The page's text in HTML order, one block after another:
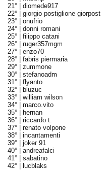
21° | diomede917
22° | giorgio postiglione giorpost
23° | onufrio
24° | donni romani
25° | filippo catani
26° | ruger357mgm
27° | enzo70
28° | fabris piermaria
29° | zummone
30° | stefanoadm
31° | flyanto
32° |
bluzuc
33° | william wilson
34° | marco.vito
35° |
hernan
36° | riccardo t.
37° | renato volpone
38° | incantamenti
39° | joker 91
40° | andreafalci
41° | sabatino
42° |
lucblaks